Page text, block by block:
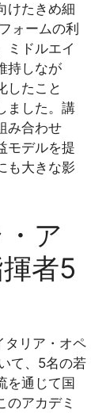
けたきめ細
ォームの利
ミドルエイ
持しなが
したこと
ました。講
み合わせ
モデルを提
も大きな影
ア
者5
タリア・オペ
て、5名の若
を通じて国
のアカデミ